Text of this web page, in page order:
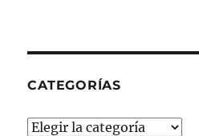
CATEGORÍAS
Categorías